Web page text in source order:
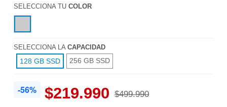
SELECCIONA TU COLOR
SELECCIONA LA CAPACIDAD
128 GB SSD 256 GB SSD
-56% $219.990 $499.990